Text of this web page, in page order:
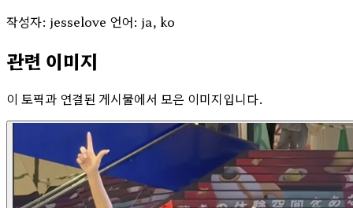
작성자: jesselove 언어: ja, ko
관련 이미지
이 토픽과 연결된 게시물에서 모은 이미지입니다.